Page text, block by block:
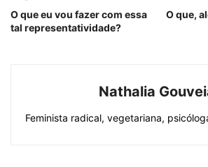
O que eu vou fazer com essa
tal representatividade?
O que,
Nathalia
Feminista radical, vegetariana,